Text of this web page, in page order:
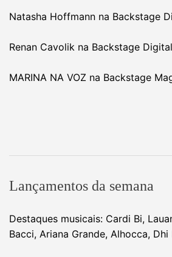
Natasha Hoffmann na Backstage
Renan Cavolik na Backstage
MARINA NA VOZ na Backstage
Lançamentos da semana
Destaques musicais: Cardi Bi,
Bacci, Ariana Grande, Alhocca,